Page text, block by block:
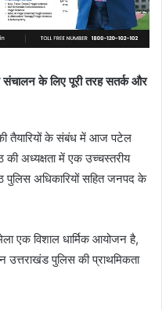
के लिए पूरी तरह सतर्क और
तैयारियों के संबंध में आज पटेल
अध्यक्षता में एक उच्चस्तरीय
पुलिस अधिकारियों सहित जनपद के
एक विशाल धार्मिक आयोजन है,
उत्तराखंड पुलिस की प्राथमिकता